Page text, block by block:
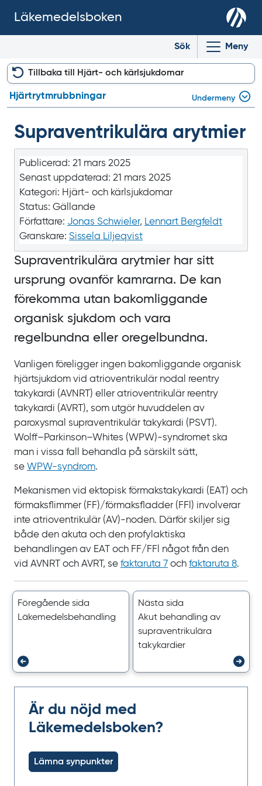
Läkemedelsboken
Sök Meny
Supra­ventrikulära arytmier
Publicerad: 21 mars 2025
Senast uppdaterad: 21 mars 2025
Kategori: Hjärt- och kärlsjukdomar
Status: Gällande
Författare: Jonas Schwieler, Lennart Bergfeldt
Granskare: Sissela Liljeqvist
Supraventrikulära arytmier har sitt
ursprung ovanför kamrarna. De kan
förekomma utan bakomliggande
organisk sjukdom och vara
regelbundna eller oregelbundna.
Vanligen föreligger ingen bakomliggande organisk
hjärtsjukdom vid atrioventrikulär nodal reentry
takykardi (AVNRT) eller atrioventrikulär reentry
takykardi (AVRT), som utgör huvuddelen av
paroxysmal supraventrikulär takykardi (PSVT).
Wolff–Parkinson–Whites (WPW)-syndromet ska
man i vissa fall behandla på särskilt sätt,
se WPW‍-‍syndrom.
Mekanismen vid ektopisk förmakstakykardi (EAT) och
förmaksflimmer (FF)/‌förmaksfladder (FFl) involverar
inte atrioventrikulär (AV)-noden. Därför skiljer sig
både den akuta och den profylaktiska
behandlingen av EAT och FF/FFl något från den
vid AVNRT och AVRT, se faktaruta 7 och faktaruta 8.
Föregående sida
Läkemedels­behandling
Nästa sida
Akut behandling av
supra­ventrikulära
takykardier
Är du nöjd med
Läkemedelsboken?
Lämna synpunkter
Tillbaka till Hjärt- och kärlsjukdomar
Hjärtrytm­rubbningar Undermeny